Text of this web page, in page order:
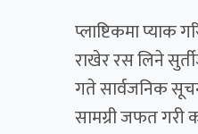
प्लाष्टिकमा प्याक
राखेर रस लिने
गते सार्वजनिक
सामग्री जफत गरी